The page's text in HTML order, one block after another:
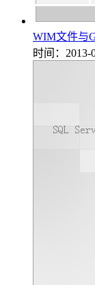
WIM文件与
时间：2013-